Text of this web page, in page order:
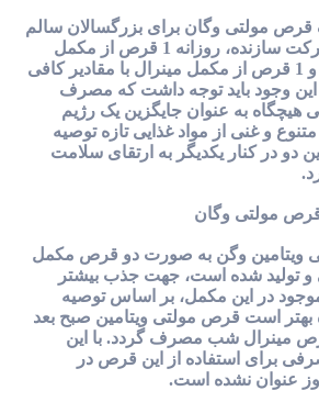
مولتی وگان برای بزرگسالان سالم
طبق توصیه شرکت سازنده، روزانه 1 قرص از مکمل
مولتی ویتامین و 1 قرص از مکمل مینرال با مقادیر کافی
این وجود باید توجه داشت که مصرف
هیچگاه به عنوان جایگزین یک رژيم
و غنی از مواد غذایی تازه توصیه
دو در کنار یکدیگر به ارتقای سلامت
مولتی وگان
ویتامین وگن به صورت دو قرص مکمل
و تولید شده است، جهت جذب بیشتر
در این مکمل، بر اساس توصیه
است قرص مولتی ویتامین صبح بعد
مینرال شب مصرف گردد. با این
برای استفاده از این قرص در
عنوان نشده است.